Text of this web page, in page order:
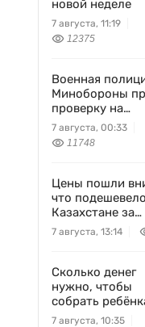
новой неделе
7 августа, 11:19
12375
Военная
Минобороны
проверку на
выносливость
7 августа, 00:33
11748
Цены пошли
что
Казахстане за
неделю
7 августа, 13:14
Сколько денег
нужно, чтобы
собрать
школу?
7 августа, 10:35